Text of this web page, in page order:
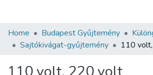
Communities & Collections
Home Budapest Gyűjtemény
Sajtókivágat-gyűjtemény
110